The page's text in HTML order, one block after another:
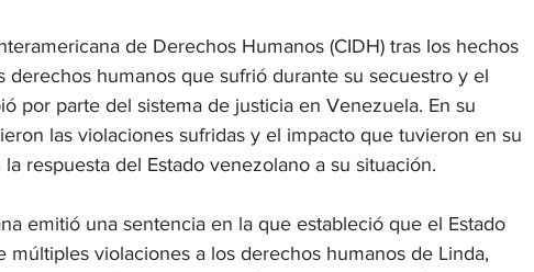
de Derechos Humanos (CIDH) tras los hechos
derechos humanos que sufrió durante su secuestro y el
por parte del sistema de justicia en Venezuela. En su
las violaciones sufridas y el impacto que tuvieron en su
respuesta del Estado venezolano a su situación.
emitió una sentencia en la que estableció que el Estado
múltiples violaciones a los derechos humanos de Linda,